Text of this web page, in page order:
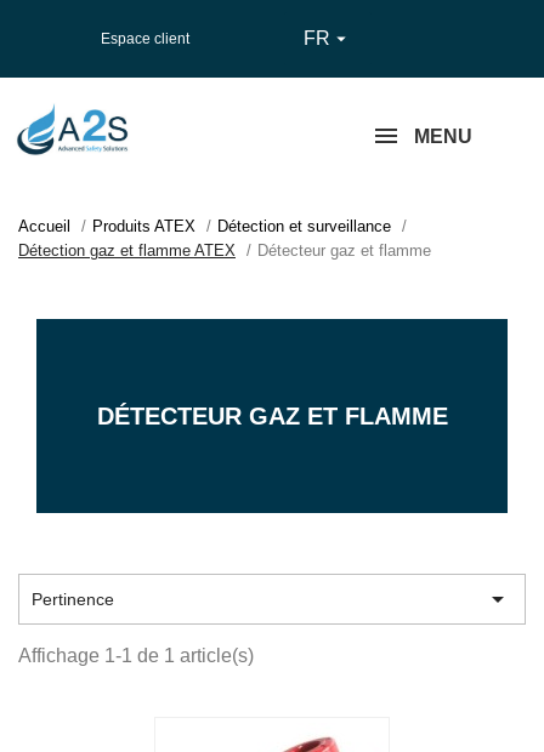
Espace client FR 
MENU
Accueil Produits ATEX
Détection et surveillance
Détection gaz et flamme ATEX
Détecteur gaz et flamme
DÉTECTEUR GAZ ET FLAMME
Pertinence 
Affichage 1-1 de 1 article(s)